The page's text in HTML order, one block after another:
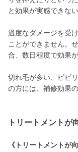
と効果が実感できな
過度なダメージを受
ことができません。
合、数日程度で効果
切れ毛が多い、ビビ
の方には、補修効果
トリートメントが
《トリートメントが